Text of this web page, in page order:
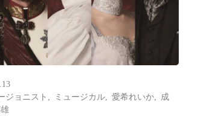
ジョニスト
ミュージカル ,愛希れいか
成